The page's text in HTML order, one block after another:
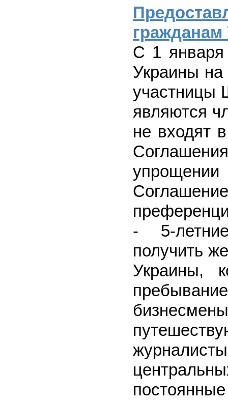
С 1 января
Украины
участницы
являются
не входят
- 5-
получить
Украины,